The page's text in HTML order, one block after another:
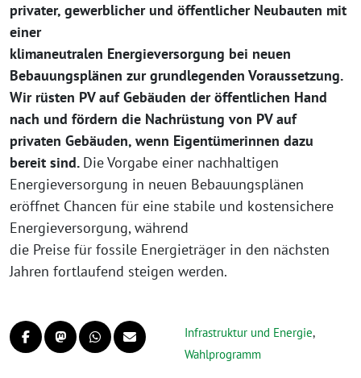
privater, gewerblicher und öffentlicher Neubauten mit
einer
klimaneutralen Energieversorgung bei neuen
Bebauungsplänen zur grundlegenden Voraussetzung.
Wir rüsten PV auf Gebäuden der öffentlichen Hand
nach und fördern die Nachrüstung von PV auf
privaten Gebäuden, wenn Eigentümerinnen dazu
bereit sind. Die Vorgabe einer nachhaltigen
Energieversorgung in neuen Bebauungsplänen
eröffnet Chancen für eine stabile und kostensichere
Energieversorgung, während
die Preise für fossile Energieträger in den nächsten
Jahren fortlaufend steigen werden.
Infrastruktur und Energie,
Wahlprogramm